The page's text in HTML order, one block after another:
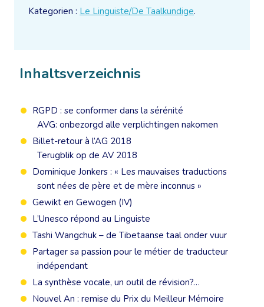
Inhaltsverzeichnis
RGPD : se conformer dans la sérénité
AVG: onbezorgd alle verplichtingen nakomen
Billet-retour à l’AG 2018
Terugblik op de AV 2018
Dominique Jonkers : « Les mauvaises traductions
sont nées de père et de mère inconnus »
Gewikt en Gewogen (IV)
L’Unesco répond au Linguiste
Tashi Wangchuk – de Tibetaanse taal onder vuur
Partager sa passion pour le métier de traducteur
indépendant
La synthèse vocale, un outil de révision?…
Nouvel An : remise du Prix du Meilleur Mémoire
Kategorien : Le Linguiste/De Taalkundige.